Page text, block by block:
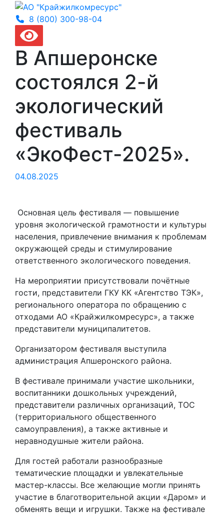
8 (800) 300-98-04
В Апшеронске
состоялся 2-й
экологический
фестиваль
«ЭкоФест-2025».
04.08.2025
️ Основная цель фестиваля — повышение
уровня экологической грамотности и культуры
населения, привлечение внимания к проблемам
окружающей среды и стимулирование
ответственного экологического поведения.
На мероприятии присутствовали почётные
гости, представители ГКУ КК «Агентство ТЭК»,
регионального оператора по обращению с
отходами АО «Крайжилкомресурс», а также
представители муниципалитетов.
Организатором фестиваля выступила
администрация Апшеронского района.
В фестивале принимали участие школьники,
воспитанники дошкольных учреждений,
представители различных организаций, ТОС
(территориального общественного
самоуправления), а также активные и
неравнодушные жители района.
Для гостей работали разнообразные
тематические площадки и увлекательные
мастер-классы. Все желающие могли принять
участие в благотворительной акции «Даром» и
обменять вещи и игрушки. Также на фестивале